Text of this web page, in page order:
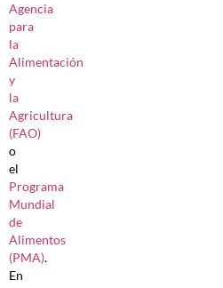
Agencia
para
la
Alimentación
y
la
Agricultura
(FAO)
o
el
Programa
Mundial
de
Alimentos
(PMA).
En